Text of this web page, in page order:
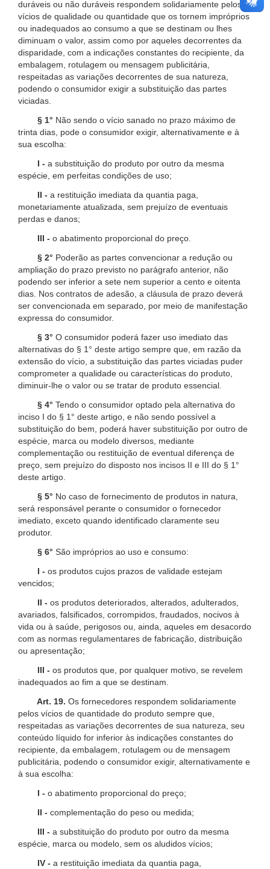
duráveis ou não duráveis respondem solidariamente pelos
vícios de qualidade ou quantidade que os tornem impróprios
ou inadequados ao consumo a que se destinam ou lhes
diminuam o valor, assim como por aqueles decorrentes da
disparidade, com a indicações constantes do recipiente, da
embalagem, rotulagem ou mensagem publicitária,
respeitadas as variações decorrentes de sua natureza,
podendo o consumidor exigir a substituição das partes
viciadas.
§ 1° Não sendo o vício sanado no prazo máximo de
trinta dias, pode o consumidor exigir, alternativamente e à
sua escolha:
I - a substituição do produto por outro da mesma
espécie, em perfeitas condições de uso;
II - a restituição imediata da quantia paga,
monetariamente atualizada, sem prejuízo de eventuais
perdas e danos;
III - o abatimento proporcional do preço.
§ 2° Poderão as partes convencionar a redução ou
ampliação do prazo previsto no parágrafo anterior, não
podendo ser inferior a sete nem superior a cento e oitenta
dias. Nos contratos de adesão, a cláusula de prazo deverá
ser convencionada em separado, por meio de manifestação
expressa do consumidor.
§ 3° O consumidor poderá fazer uso imediato das
alternativas do § 1° deste artigo sempre que, em razão da
extensão do vício, a substituição das partes viciadas puder
comprometer a qualidade ou características do produto,
diminuir-lhe o valor ou se tratar de produto essencial.
§ 4° Tendo o consumidor optado pela alternativa do
inciso I do § 1° deste artigo, e não sendo possível a
substituição do bem, poderá haver substituição por outro de
espécie, marca ou modelo diversos, mediante
complementação ou restituição de eventual diferença de
preço, sem prejuízo do disposto nos incisos II e III do § 1°
deste artigo.
§ 5° No caso de fornecimento de produtos in natura,
será responsável perante o consumidor o fornecedor
imediato, exceto quando identificado claramente seu
produtor.
§ 6° São impróprios ao uso e consumo:
I - os produtos cujos prazos de validade estejam
vencidos;
II - os produtos deteriorados, alterados, adulterados,
avariados, falsificados, corrompidos, fraudados, nocivos à
vida ou à saúde, perigosos ou, ainda, aqueles em desacordo
com as normas regulamentares de fabricação, distribuição
ou apresentação;
III - os produtos que, por qualquer motivo, se revelem
inadequados ao fim a que se destinam.
Art. 19. Os fornecedores respondem solidariamente
pelos vícios de quantidade do produto sempre que,
respeitadas as variações decorrentes de sua natureza, seu
conteúdo líquido for inferior às indicações constantes do
recipiente, da embalagem, rotulagem ou de mensagem
publicitária, podendo o consumidor exigir, alternativamente e
à sua escolha:
I - o abatimento proporcional do preço;
II - complementação do peso ou medida;
III - a substituição do produto por outro da mesma
espécie, marca ou modelo, sem os aludidos vícios;
IV - a restituição imediata da quantia paga,